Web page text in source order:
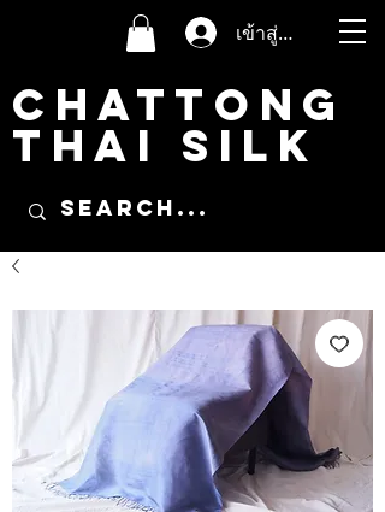
เข้าสู่ระบบ
CHATTONG
THAI SILK